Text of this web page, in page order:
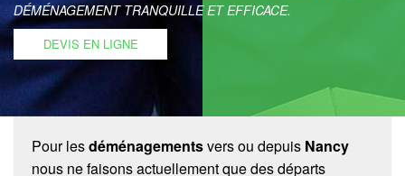
DÉMÉNAGEMENT TRANQUILLE ET EFFICACE.
DEVIS EN LIGNE
Pour lesdéménagementsvers ou depuis Nancy
nous ne faisons actuellement que des départs